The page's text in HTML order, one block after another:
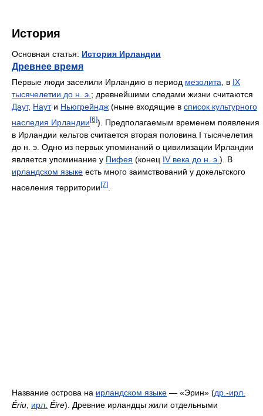
История
Основная статья: История Ирландии
Древнее время
Первые люди заселили Ирландию в период мезолита , в IX
тысячелетии до н. э. ; древнейшими следами жизни считаются
Даут, Наути Ньюгрейндж (ныне входящие в список культурного
наследия Ирландии[6]). Предполагаемым временем появления
в Ирландии кельтов считается вторая половина I тысячелетия
до н. э. Одно из первых упоминаний о цивилизации Ирландии
является упоминание у Пифея (конец IV века до н. э. ). В
ирландском языке есть много заимствований у докельтского
населения территории[7]
Название острова на ирландском языке — «Эрин» (др.-ирл.
Ériu, ирл. Éire). Древние ирландцы жили отдельными